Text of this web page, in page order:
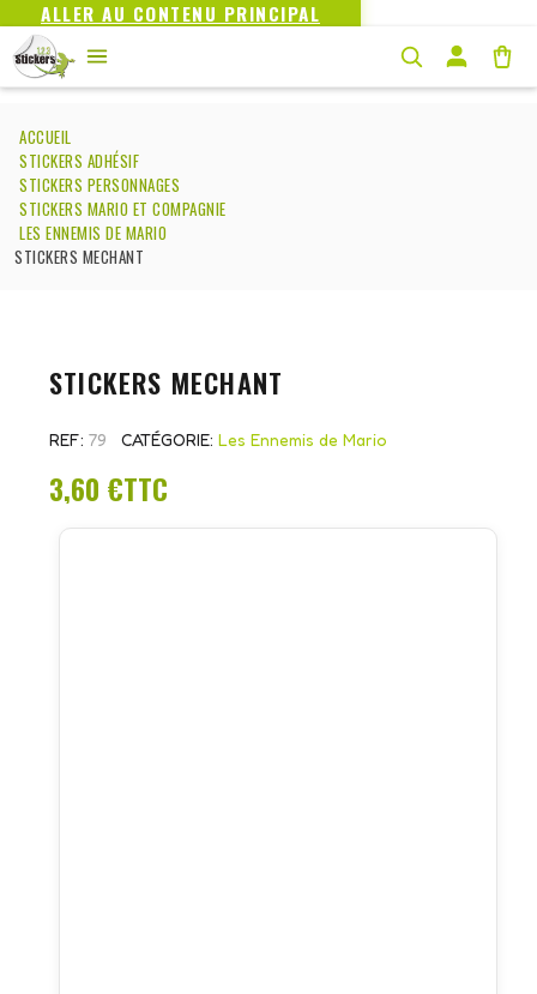
ALLER AU CONTENU PRINCIPAL
ACCUEIL
STICKERS ADHÉSIF
STICKERS PERSONNAGES
STICKERS MARIO ET COMPAGNIE
LES ENNEMIS DE MARIO
STICKERS MECHANT
STICKERS MECHANT
REF 79 CATÉGORIE Les Ennemis de Mario
3,60 €TTC